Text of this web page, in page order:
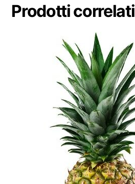
Prodotti correlati